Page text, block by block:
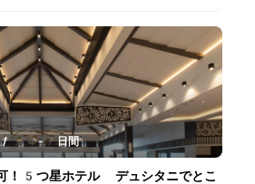
/ 4-7日間
！5つ星ホテル デュシタニでとこ